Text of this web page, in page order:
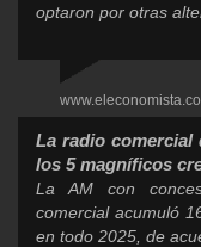
optaron por otras
La radio comercial
los 5 magníficos
La AM con
comercial acumuló
en todo 2025, de